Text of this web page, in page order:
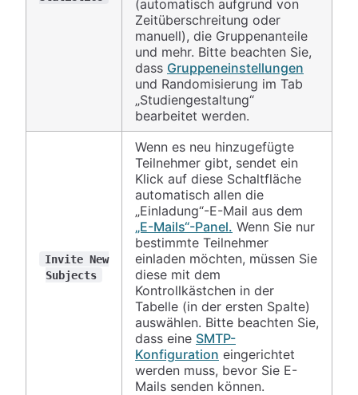
(automatisch aufgrund von
Zeitüberschreitung oder
manuell), die Gruppenanteile
und mehr. Bitte beachten Sie,
dass Gruppeneinstellungen
und Randomisierung im Tab
„Studiengestaltung“
bearbeitet werden.
Invite New
Subjects
Wenn es neu hinzugefügte
Teilnehmer gibt, sendet ein
Klick auf diese Schaltfläche
automatisch allen die
„Einladung“-E-Mail aus dem
„E-Mails“-Panel. Wenn Sie nur
bestimmte Teilnehmer
einladen möchten, müssen Sie
diese mit dem
Kontrollkästchen in der
Tabelle (in der ersten Spalte)
auswählen. Bitte beachten Sie,
dass eine SMTP-
Konfiguration eingerichtet
werden muss, bevor Sie E-
Mails senden können.